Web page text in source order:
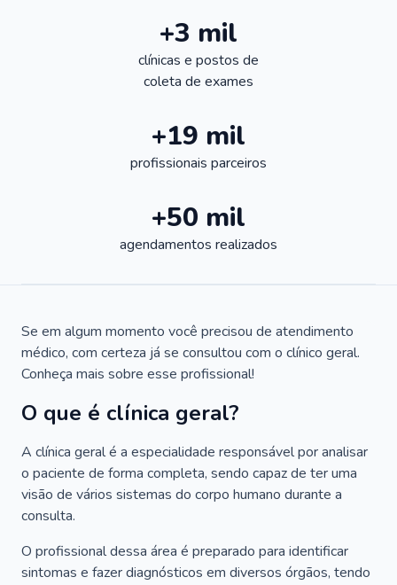
+3 mil
clínicas e postos de
coleta de exames
+19 mil
profissionais parceiros
+50 mil
agendamentos realizados
Se em algum momento você precisou de atendimento
médico, com certeza já se consultou com o clínico geral.
Conheça mais sobre esse profissional!
O que é clínica geral?
A clínica geral é a especialidade responsável por analisar
o paciente de forma completa, sendo capaz de ter uma
visão de vários sistemas do corpo humano durante a
consulta.
O profissional dessa área é preparado para identificar
sintomas e fazer diagnósticos em diversos órgãos, tendo